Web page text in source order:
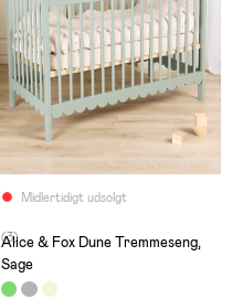
Midlertidigt udsolgt
(3)
Alice & Fox Dune Tremmeseng,
Sage